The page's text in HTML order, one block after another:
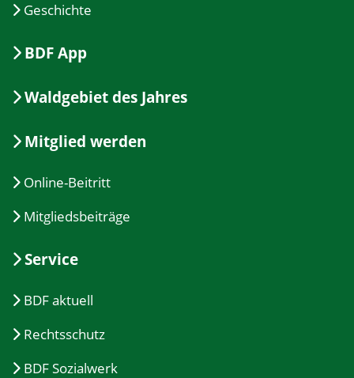
Geschichte
BDF App
Waldgebiet des Jahres
Mitglied werden
Online-Beitritt
Mitgliedsbeiträge
Service
BDF aktuell
Rechtsschutz
BDF Sozialwerk